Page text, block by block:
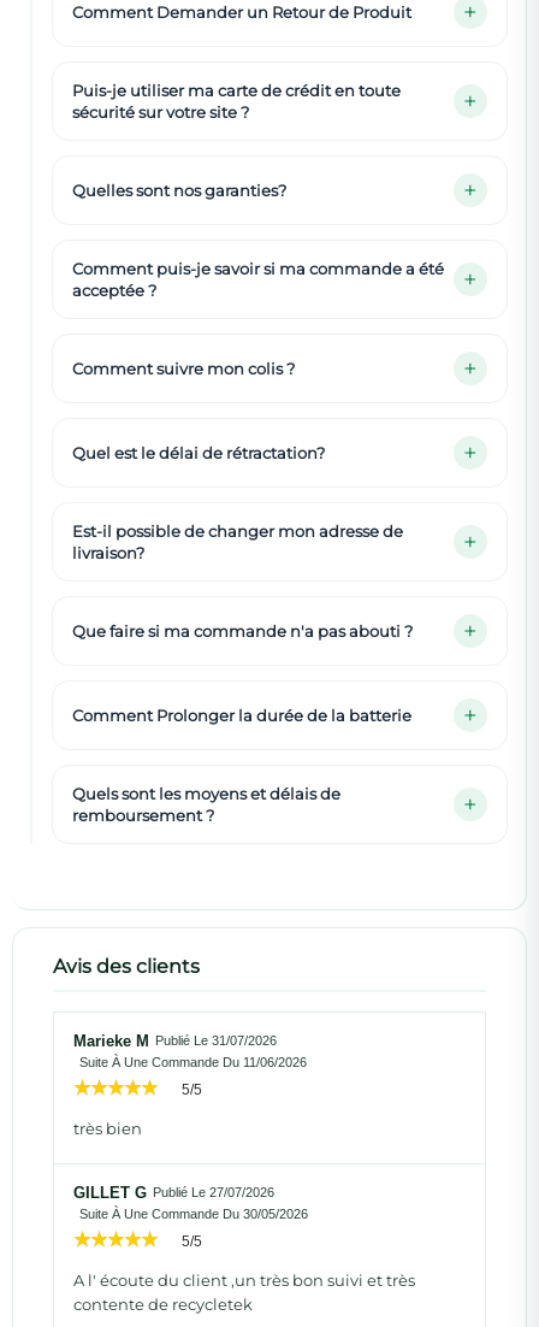
Comment Demander un Retour de Produit
Puis-je utiliser ma carte de crédit en toute
sécurité sur votre site ?
Quelles sont nos garanties?
Comment puis-je savoir si ma commande a été
acceptée ?
Comment suivre mon colis ?
Quel est le délai de rétractation?
Est-il possible de changer mon adresse de
livraison?
Que faire si ma commande n'a pas abouti ?
Comment Prolonger la durée de la batterie
Quels sont les moyens et délais de
remboursement ?
Avis des clients
Marieke M
Publié Le 31/07/2026
Suite À Une Commande Du 11/06/2026
5/5
très bien
GILLET G Publié Le 27/07/2026
Suite À Une Commande Du 30/05/2026
5/5
A l' écoute du client ,un très bon suivi et très
contente de recycletek